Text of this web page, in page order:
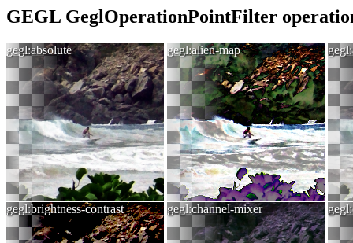
GEGL GeglOperationPointFilter
gegl:absolute gegl:alien-map
gegl:brightness-contrast gegl:channel-mixer